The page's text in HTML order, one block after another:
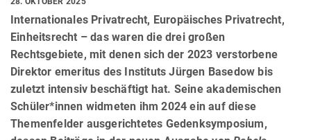
Internationales Privatrecht, Europäisches Privatrecht,
Einheitsrecht – das waren die drei großen
Rechtsgebiete, mit denen sich der 2023 verstorbene
Direktor emeritus des Instituts Jürgen Basedow bis
zuletzt intensiv beschäftigt hat. Seine akademischen
Schüler*innen widmeten ihm 2024 ein auf diese
Themenfelder ausgerichtetes Gedenksymposium,